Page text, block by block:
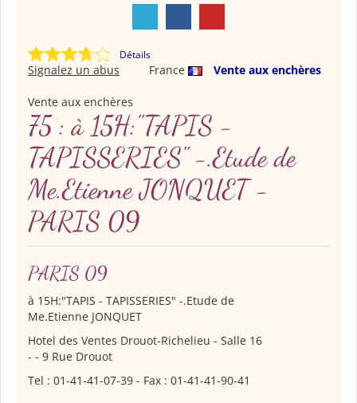
Détails
France Vente aux enchères
Signalez un abus
Vente aux enchères
75 : à 15H:"TAPIS -
TAPISSERIES" -.Etude de
Me.Etienne JONQUET -
PARIS 09
PARIS 09
à 15H:"TAPIS - TAPISSERIES" -.Etude de
Me.Etienne JONQUET
Hotel des Ventes Drouot-Richelieu - Salle 16
- - 9 Rue Drouot
Tel : 01-41-41-07-39 - Fax : 01-41-41-90-41